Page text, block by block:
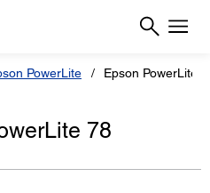
PowerLite Epson PowerLite
78